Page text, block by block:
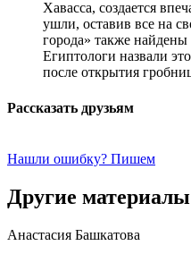
Хавасса, создается
ушли, оставив все на
города» также найдены
Египтологи назвали
после открытия
Рассказать друзьям
Нашли ошибку? Пишем
Другие
Анастасия Башкатова